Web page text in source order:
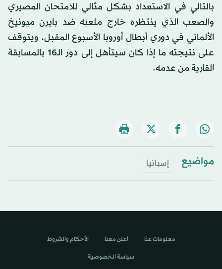
بالتالي في الاستعداد بشكل مثالي للامتحان المصيري
والصعب الذي ينتظره خارج ملعبه ضد بايرن ميونيخ
الألماني في دوري أبطال أوروبا الأسبوع المقبل، ويتوقف
على نتيجته ما إذا كان سيتأهل إلى دور الـ16 بالمسابقة
القارية من عدمه.
مواضيع إسبانيا
معلومات عنا اعلن معنا الأحكام والشروط
سياسة الخصوصية